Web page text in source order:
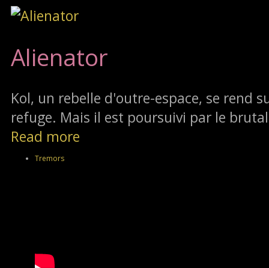
Alienator
Kol, un rebelle d'outre-espace, se rend
refuge. Mais il est poursuivi par le
Read more
Tremors